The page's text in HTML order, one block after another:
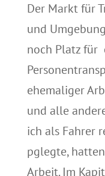
Der Markt für
und
noch Platz für
ehemaliger
und alle
ich als Fahrer
pglegte,
Arbeit. Im